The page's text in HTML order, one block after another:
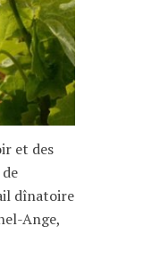
et des
dînatoire
Ange,